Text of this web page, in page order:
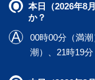
本日（2026年8
か？
00時00分（満
潮）、21時19分